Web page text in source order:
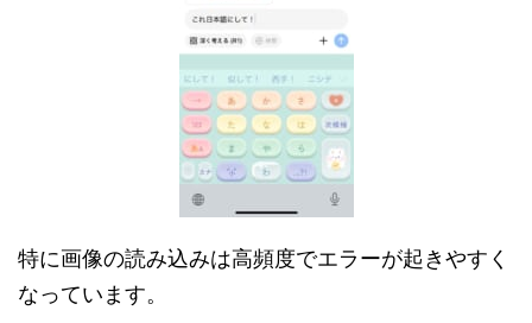
特に画像の読み込みは高頻度でエラーが起きやすく
なっています。